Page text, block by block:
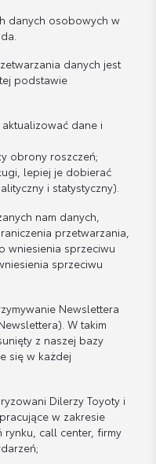
danych osobowych w
danych jest
podstawie
dane i
obrony roszczeń;
lepiej je dobierać
i statystyczny).
nam danych,
przetwarzania,
wniesienia sprzeciwu
sprzeciwu
Newslettera
W takim
z naszej bazy
się w każdej
Dilerzy Toyoty i
w zakresie
rynku, call center, firmy